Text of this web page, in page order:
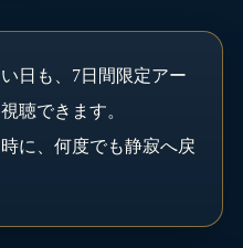
日も、7日間限定アー
聴できます。
に、何度でも静寂へ戻